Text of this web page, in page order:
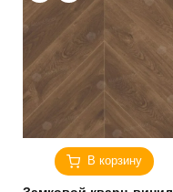
В корзину